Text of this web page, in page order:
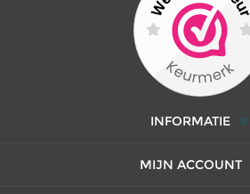
INFORMATIE
MIJN ACCOUNT